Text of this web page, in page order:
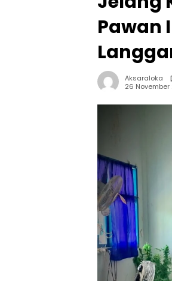
Pawan
Aksaraloka
26 November